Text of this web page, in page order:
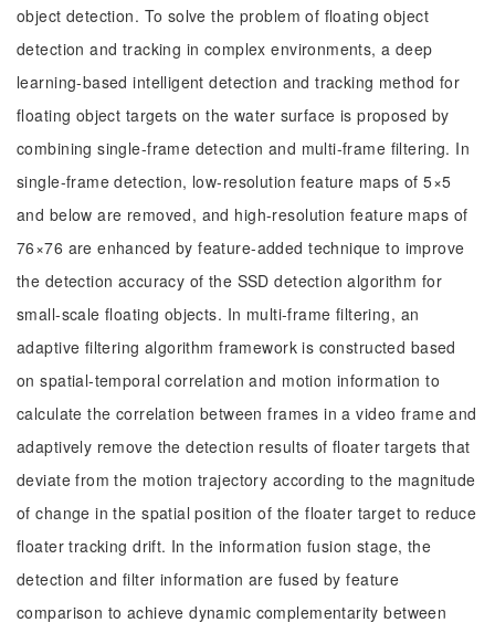
object detection. To solve the problem of floating object
detection and tracking in complex environments, a deep
learning-based intelligent detection and tracking method for
floating object targets on the water surface is proposed by
combining single-frame detection and multi-frame filtering. In
single-frame detection, low-resolution feature maps of 5×5
and below are removed, and high-resolution feature maps of
76×76 are enhanced by feature-added technique to improve
the detection accuracy of the SSD detection algorithm for
small-scale floating objects. In multi-frame filtering, an
adaptive filtering algorithm framework is constructed based
on spatial-temporal correlation and motion information to
calculate the correlation between frames in a video frame and
adaptively remove the detection results of floater targets that
deviate from the motion trajectory according to the magnitude
of change in the spatial position of the floater target to reduce
floater tracking drift. In the information fusion stage, the
detection and filter information are fused by feature
comparison to achieve dynamic complementarity between